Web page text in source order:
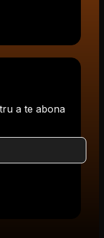
a te abona